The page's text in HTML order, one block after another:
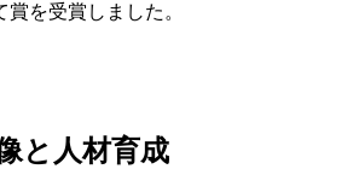
を受賞しました。
と人材育成